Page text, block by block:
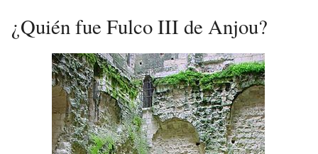
¿Quién fue Fulco III de Anjou?